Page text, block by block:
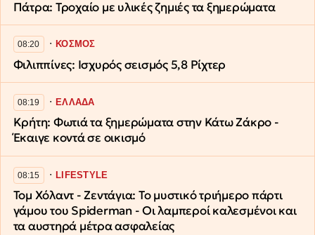
Πάτρα: Τροχαίο με υλικές ζημιές τα ξημερώματα
08:20 ∙ΚΟΣΜΟΣ
Φιλιππίνες: Ισχυρός σεισμός 5,8 Ρίχτερ
08:19 ∙ΕΛΛΑΔΑ
Κρήτη: Φωτιά τα ξημερώματα στην Κάτω Ζάκρο -
Έκαιγε κοντά σε οικισμό
08:15 ∙LIFESTYLE
Τομ Χόλαντ - Ζεντάγια: Το μυστικό τριήμερο πάρτι
γάμου του Spiderman - Οι λαμπεροί καλεσμένοι και
τα αυστηρά μέτρα ασφαλείας